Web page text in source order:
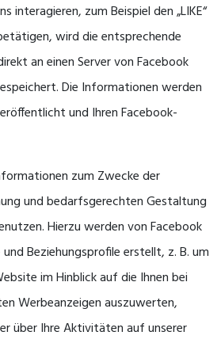
interagieren, zum Beispiel den „LIKE“
wird die entsprechende
an einen Server von Facebook
Die Informationen werden
und Ihren Facebook-
zum Zwecke der
und bedarfsgerechten Gestaltung
Hierzu werden von Facebook
Beziehungsprofile erstellt, z. B. um
im Hinblick auf die Ihnen bei
Werbeanzeigen auszuwerten,
über Ihre Aktivitäten auf unserer